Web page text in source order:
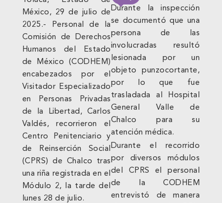
México, 29 de julio de
2025.- Personal de la
Comisión de Derechos
Humanos del Estado
de México (CODHEM)
encabezados por el
Visitador Especializado
en Personas Privadas
de la Libertad, Carlos
Valdés, recorrieron el
Centro Penitenciario y
de Reinserción Social
(CPRS) de Chalco tras
una riña registrada en el
Módulo 2, la tarde del
lunes 28 de julio.
Durante la inspección
se documentó que una
persona de las
involucradas resultó
lesionada por un
objeto punzocortante,
por lo que fue
trasladada al Hospital
General Valle de
Chalco para su
atención médica.
Durante el recorrido
por diversos módulos
del CPRS el personal
de la CODHEM
entrevistó de manera